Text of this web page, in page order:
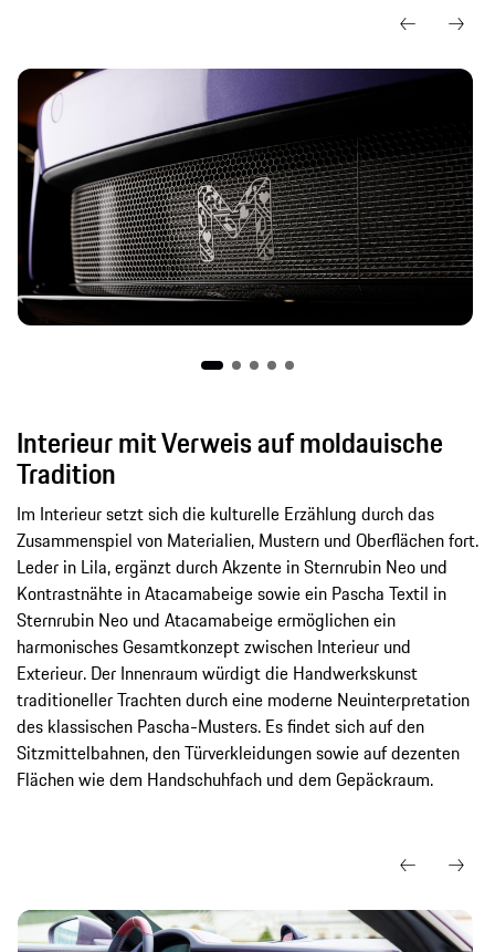
Interieur mit Verweis auf moldauische
Tradition
Im Interieur setzt sich die kulturelle Erzählung durch das
Zusammenspiel von Materialien, Mustern und Oberflächen fort.
Leder in Lila, ergänzt durch Akzente in Sternrubin Neo und
Kontrastnähte in Atacamabeige sowie ein Pascha Textil in
Sternrubin Neo und Atacamabeige ermöglichen ein
harmonisches Gesamtkonzept zwischen Interieur und
Exterieur. Der Innenraum würdigt die Handwerkskunst
traditioneller Trachten durch eine moderne Neuinterpretation
des klassischen Pascha-Musters. Es findet sich auf den
Sitzmittelbahnen, den Türverkleidungen sowie auf dezenten
Flächen wie dem Handschuhfach und dem Gepäckraum.